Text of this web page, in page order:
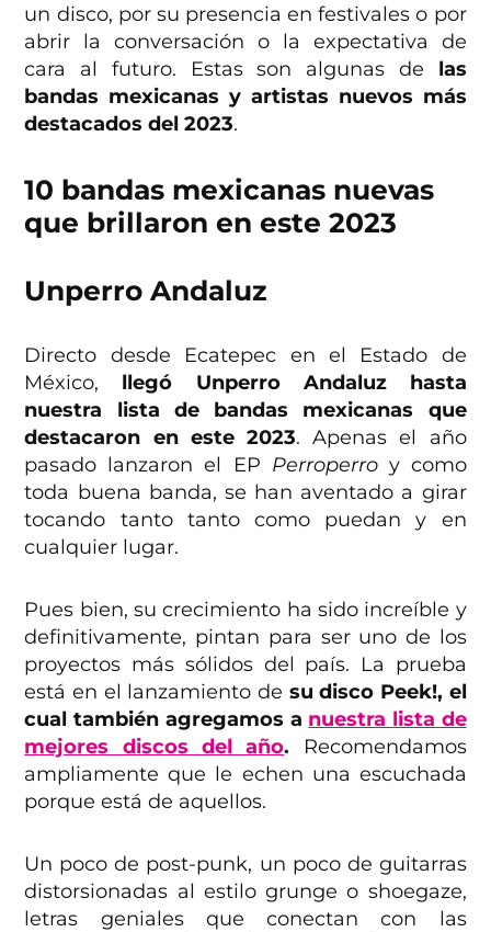
un disco, por su presencia en festivales o por
abrir la conversación o la expectativa de
cara al futuro. Estas son algunas de las
bandas mexicanas y artistas nuevos más
destacados del 2023.
10 bandas mexicanas nuevas
que brillaron en este 2023
Unperro Andaluz
Directo desde Ecatepec en el Estado de
México, llegó Unperro Andaluz hasta
nuestra lista de bandas mexicanas que
destacaron en este 2023. Apenas el año
pasado lanzaron el EP Perroperroy como
toda buena banda, se han aventado a girar
tocando tanto tanto como puedan y en
cualquier lugar.
Pues bien, su crecimiento ha sido increíble y
definitivamente, pintan para ser uno de los
proyectos más sólidos del país. La prueba
está en el lanzamiento de su disco Peek!, el
cual también agregamos a nuestra lista de
mejores discos del año.
Recomendamos
ampliamente que le echen una escuchada
porque está de aquellos.
Un poco de post-punk, un poco de guitarras
distorsionadas al estilo grunge o shoegaze,
letras geniales que conectan con las